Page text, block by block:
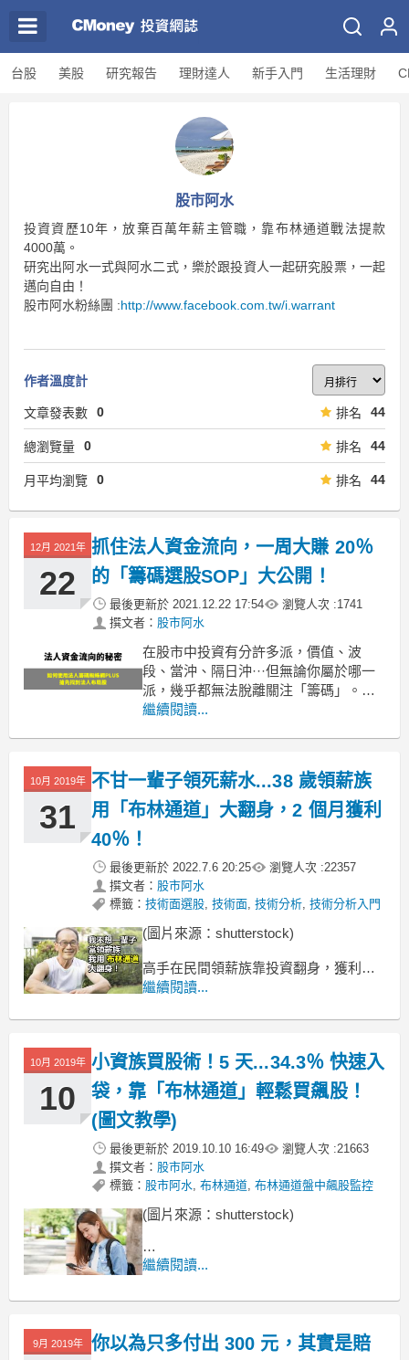
台股 美股 研究報告 理財達人 新手入門 生活理財
股市阿水
投資資歷10年，放棄百萬年薪主管職，靠布林通道戰法提款
4000萬。
研究出阿水一式與阿水二式，樂於跟投資人一起研究股票，一起
邁向自由！
股市阿水粉絲團 :http://www.facebook.com.tw/i.warrant
作者溫度計
文章發表數 0 排名 44
總瀏覽量 0 排名 44
月平均瀏覽 0 排名 44
12月 2021年
22
抓住法人資金流向，一周大賺 20％
的「籌碼選股SOP」大公開！
最後更新於 2021.12.22 17:54 瀏覽人次 :1741
撰文者： 股市阿水
在股市中投資有分許多派，價值、波
段、當沖、隔日沖···但無論你屬於哪一
派，幾乎都無法脫離關注「籌碼」。
籌碼是由無數資料組成的，投資人如果
碼蜘蛛網 Plus 誕生的原因。
法人籌
繼續閱讀...
10月 2019年
31
不甘一輩子領死薪水...38 歲領薪族
用「布林通道」大翻身，2 個月獲利
40％！
最後更新於 2022.7.6 20:25 瀏覽人次 :22357
撰文者： 股市阿水
標籤： 技術面選股, 技術面, 技術分析, 技術分析入門
(圖片來源：shutterstock)
高手在民間領薪族靠投資翻身，獲利
40%
的關係，雖然不菸不酒，但長期日夜顛
我消沉了好一段時間，心想：「我絕不
能成為家人的負擔，我要努力翻身」我
知道靠勞力絕對賺
繼續閱讀...
10月 2019年
10
小資族買股術！5 天...34.3％ 快速入
袋，靠「布林通道」輕鬆買飆股！
(圖文教學)
最後更新於 2019.10.10 16:49 瀏覽人次 :21663
撰文者： 股市阿水
標籤： 股市阿水, 布林通道, 布林通道盤中飆股監控
(圖片來源：shutterstock)
買到會漲的股票
前幾天同學 A 這麼問我
繼續閱讀...
9月 2019年
你以為只多付出 300 元，其實是賠